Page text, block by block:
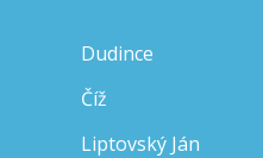
Dudince
Číž
Liptovský Ján